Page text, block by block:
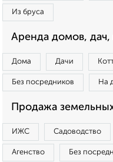
Из бруса
Аренда домов, дач,
Дома Дачи
Без посредников На
Продажа
ИЖС Садоводство
Агенство Без